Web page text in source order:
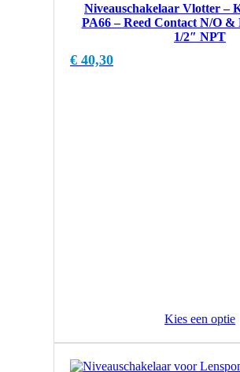
Niveauschakelaar Vlotter –
PA66 – Reed Contact N/O &
1/2″ NPT
€ 40,30
Kies een optie